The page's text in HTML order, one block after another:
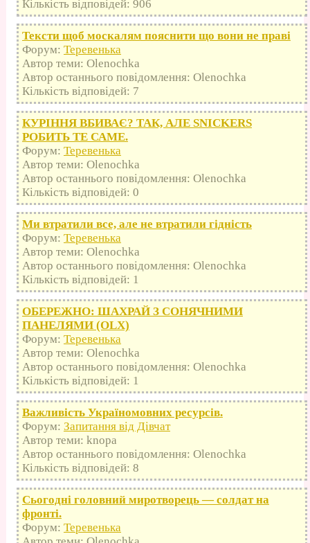
Кількість відповідей: 906
Тексти щоб москалям пояснити що вони не праві
Форум: Теревенька
Автор теми: Olenochka
Автор останнього повідомлення: Olenochka
Кількість відповідей: 7
КУРІННЯ ВБИВАЄ? ТАК, АЛЕ SNICKERS
РОБИТЬ ТЕ САМЕ.
Форум: Теревенька
Автор теми: Olenochka
Автор останнього повідомлення: Olenochka
Кількість відповідей: 0
Ми втратили все, але не втратили гідність
Форум: Теревенька
Автор теми: Olenochka
Автор останнього повідомлення: Olenochka
Кількість відповідей: 1
ОБЕРЕЖНО: ШАХРАЙ З СОНЯЧНИМИ
ПАНЕЛЯМИ (OLX)
Форум: Теревенька
Автор теми: Olenochka
Автор останнього повідомлення: Olenochka
Кількість відповідей: 1
Важливість Україномовних ресурсів.
Форум: Запитання від Дівчат
Автор теми: knopa
Автор останнього повідомлення: Olenochka
Кількість відповідей: 8
Сьогодні головний миротворець — солдат на
фронті.
Форум: Теревенька